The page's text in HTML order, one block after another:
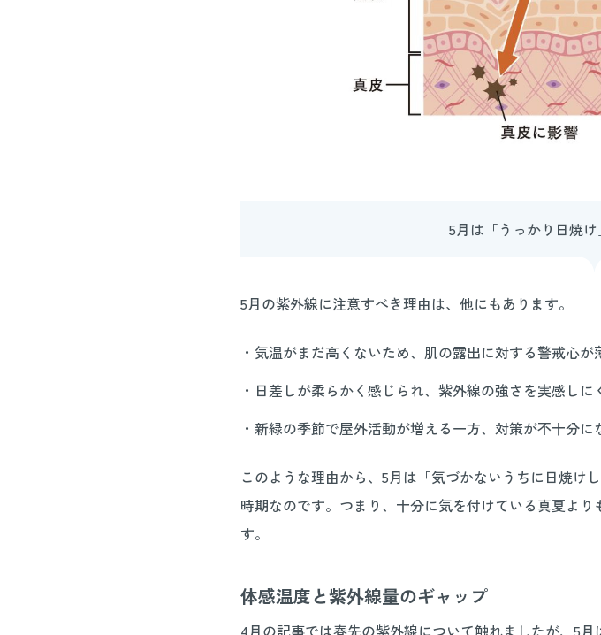
5月は「うっかり日焼
5月の紫外線に注意すべき理由は、他にもあります。
・気温がまだ高くないため、肌の露出に対する警戒心が
・日差しが柔らかく感じられ、紫外線の強さを実感しに
・新緑の季節で屋外活動が増える一方、対策が不十分に
このような理由から、5月は「気づかないうちに日焼け
時期なのです。つまり、十分に気を付けている真夏よ
す。
体感温度と紫外線量のギャップ